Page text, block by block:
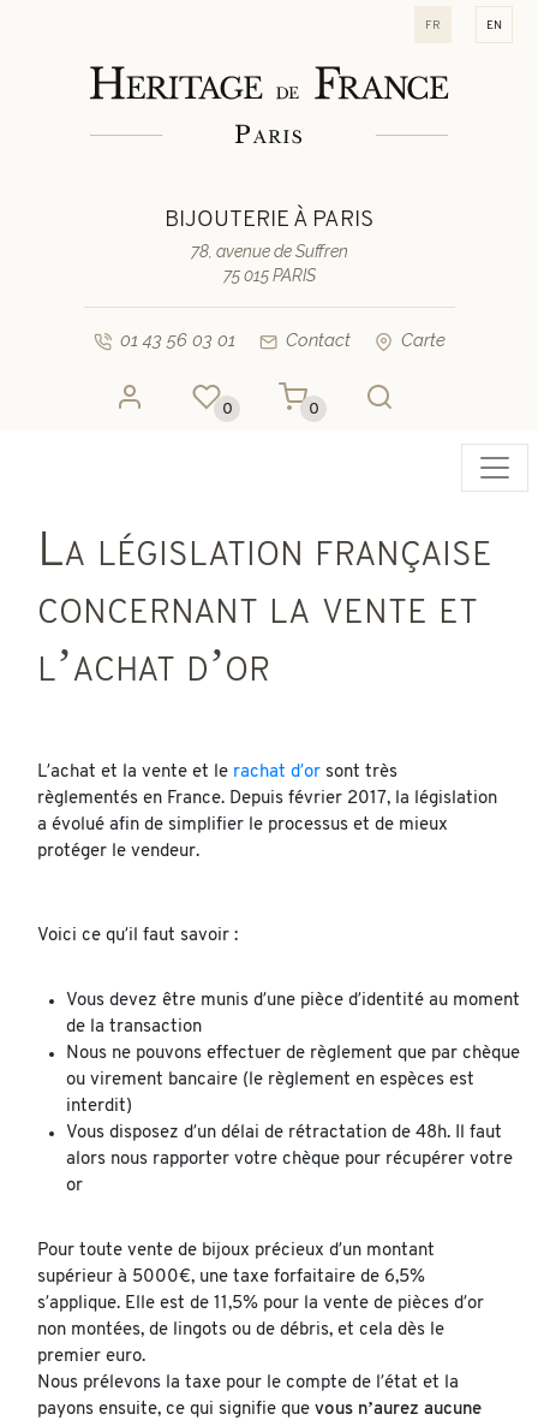
fr en
BIJOUTERIE À PARIS
78, avenue de Suffren
75 015 PARIS
01 43 56 03 01 Contact Carte
0 0
La législation française
concernant la vente et
l’achat d’or
L’achat et la vente et le rachat d’or sont très
règlementés en France. Depuis février 2017, la législation
a évolué afin de simplifier le processus et de mieux
protéger le vendeur.
Voici ce qu’il faut savoir :
Vous devez être munis d’une pièce d’identité au moment
de la transaction
Nous ne pouvons effectuer de règlement que par chèque
ou virement bancaire (le règlement en espèces est
interdit)
Vous disposez d’un délai de rétractation de 48h. Il faut
alors nous rapporter votre chèque pour récupérer votre
or
Pour toute vente de bijoux précieux d’un montant
supérieur à 5000€, une taxe forfaitaire de 6,5%
s’applique. Elle est de 11,5% pour la vente de pièces d’or
non montées, de lingots ou de débris, et cela dès le
premier euro.
Nous prélevons la taxe pour le compte de l’état et la
payons ensuite, ce qui signifie que vous n’aurez aucune